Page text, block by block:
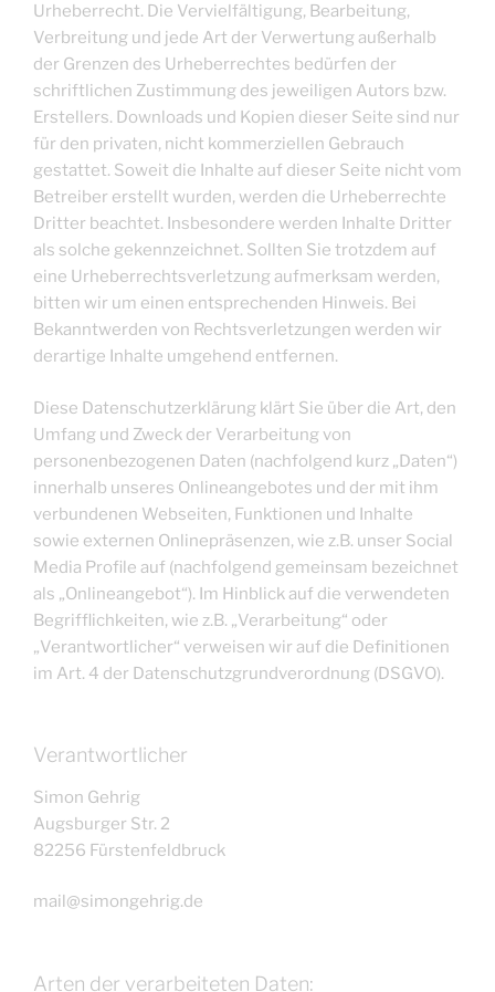
Urheberrecht. Die Vervielfältigung, Bearbeitung,
Verbreitung und jede Art der Verwertung außerhalb
der Grenzen des Urheberrechtes bedürfen der
schriftlichen Zustimmung des jeweiligen Autors bzw.
Erstellers. Downloads und Kopien dieser Seite sind nur
für den privaten, nicht kommerziellen Gebrauch
gestattet. Soweit die Inhalte auf dieser Seite nicht vom
Betreiber erstellt wurden, werden die Urheberrechte
Dritter beachtet. Insbesondere werden Inhalte Dritter
als solche gekennzeichnet. Sollten Sie trotzdem auf
eine Urheberrechtsverletzung aufmerksam werden,
bitten wir um einen entsprechenden Hinweis. Bei
Bekanntwerden von Rechtsverletzungen werden wir
derartige Inhalte umgehend entfernen.
Diese Datenschutzerklärung klärt Sie über die Art, den
Umfang und Zweck der Verarbeitung von
personenbezogenen Daten (nachfolgend kurz „Daten“)
innerhalb unseres Onlineangebotes und der mit ihm
verbundenen Webseiten, Funktionen und Inhalte
sowie externen Onlinepräsenzen, wie z.B. unser Social
Media Profile auf (nachfolgend gemeinsam bezeichnet
als „Onlineangebot“). Im Hinblick auf die verwendeten
Begrifflichkeiten, wie z.B. „Verarbeitung“ oder
„Verantwortlicher“ verweisen wir auf die Definitionen
im Art. 4 der Datenschutzgrundverordnung (DSGVO).
Verantwortlicher
Simon Gehrig
Augsburger Str. 2
82256 Fürstenfeldbruck
mail@simongehrig.de
Arten der verarbeiteten Daten: